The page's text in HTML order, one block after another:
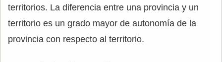
territorios. La diferencia entre una provincia y un
territorio es un grado mayor de autonomía de la
provincia con respecto al territorio.